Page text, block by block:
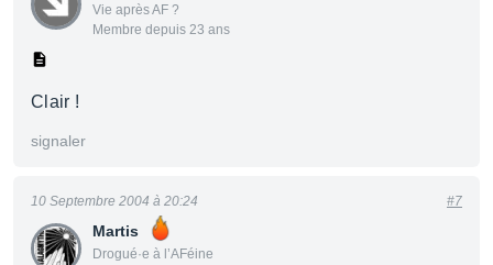
Vie après AF ?
Membre depuis 23 ans
Clair !
signaler
Martis
Drogué·e à l’AFéine
10 Septembre 2004 à 20:24 #7